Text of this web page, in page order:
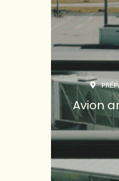
Avion